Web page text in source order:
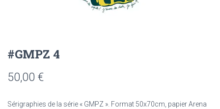
#GMPZ 4
50,00 €
Sérigraphies de la série « GMPZ ». Format 50x70cm, papier Arena